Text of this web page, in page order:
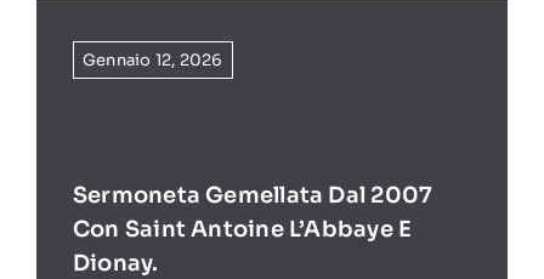
Gennaio 12, 2026
Sermoneta Gemellata Dal 2007
Con Saint Antoine L’Abbaye E
Dionay.